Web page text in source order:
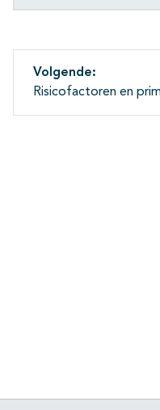
Volgende:
Risicofactoren en